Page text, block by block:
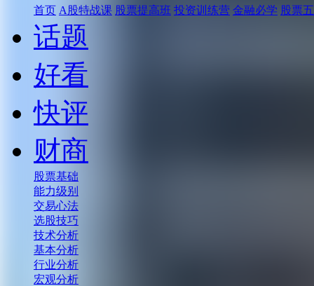
首页 A股特战课 股票提高班 投资训练营 金融必学 股票
话题
好看
快评
财商
股票基础
能力级别
交易心法
选股技巧
技术分析
基本分析
行业分析
宏观分析